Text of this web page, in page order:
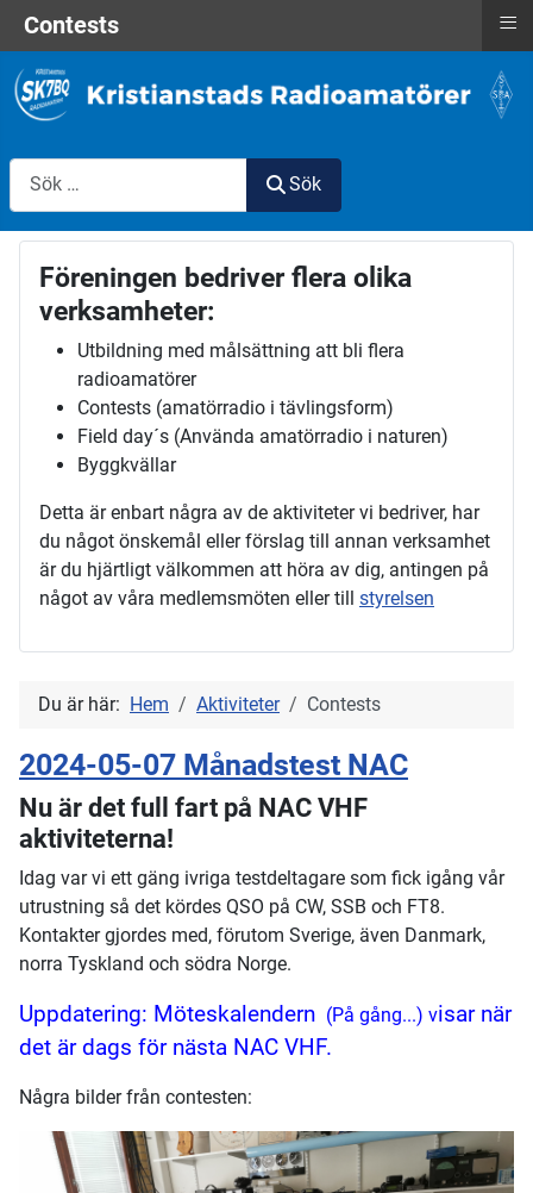
Sök
Sök
Föreningen bedriver flera olika
verksamheter:
Utbildning med målsättning att bli flera
radioamatörer
Contests (amatörradio i tävlingsform)
Field day´s (Använda amatörradio i naturen)
Byggkvällar
Detta är enbart några av de aktiviteter vi bedriver, har
du något önskemål eller förslag till annan verksamhet
är du hjärtligt välkommen att höra av dig, antingen på
något av våra medlemsmöten eller till styrelsen
Du är här: Hem Aktiviteter Contests
2024-05-07 Månadstest NAC
Nu är det full fart på NAC VHF
aktiviteterna!
Idag var vi ett gäng ivriga testdeltagare som fick igång vår
utrustning så det kördes QSO på CW, SSB och FT8.
Kontakter gjordes med, förutom Sverige, även Danmark,
norra Tyskland och södra Norge.
Uppdatering: Möteskalendern (På gång...) visar när
det är dags för nästa NAC VHF.
Några bilder från contesten:
Contests ≡